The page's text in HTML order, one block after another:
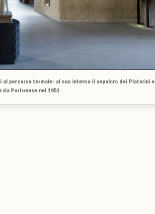
al percorso termale: al suo interno il sepolcro dei Platorini e
Portuense nel 1951